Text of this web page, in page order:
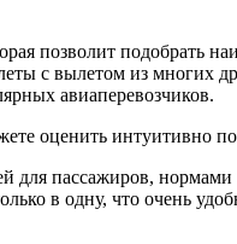
позволит
с вылетом из многих
авиаперевозчиков.
оценить интуитивно
для пассажиров,
в одну, что очень